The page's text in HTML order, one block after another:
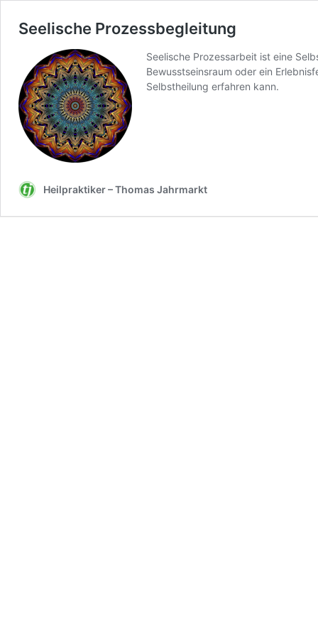
Seelische Prozessbegleitung
Seelische Prozessarbeit ist eine
Bewusstseinsraum oder ein
Selbstheilung erfahren kann.
Heilpraktiker – Thomas Jahrmarkt